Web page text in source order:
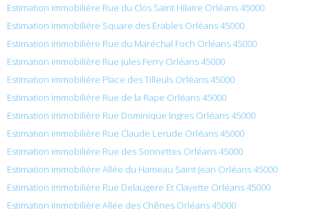
Estimation immobilière Rue du Clos Saint Hilaire Orléans 45000
Estimation immobilière Square des Érables Orléans 45000
Estimation immobilière Rue du Maréchal Foch Orléans 45000
Estimation immobilière Rue Jules Ferry Orléans 45000
Estimation immobilière Place des Tilleuls Orléans 45000
Estimation immobilière Rue de la Rape Orléans 45000
Estimation immobilière Rue Dominique Ingres Orléans 45000
Estimation immobilière Rue Claude Lerude Orléans 45000
Estimation immobilière Rue des Sonnettes Orléans 45000
Estimation immobilière Allée du Hameau Saint Jean Orléans 45000
Estimation immobilière Rue Delaugere Et Clayette Orléans 45000
Estimation immobilière Allée des Chênes Orléans 45000